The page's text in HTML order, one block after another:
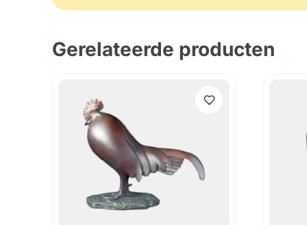
Gerelateerde producten